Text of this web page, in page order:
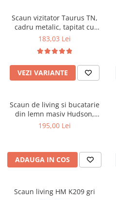
Saltele cu arcuri impachetate
individual
Saltele Memory Pocket
Saltele Memory Foam
Saltele Memory Pocket
Saltele cu plasa arcuri
Saltele cu spuma
Saltele cu spuma poliuretanica
Saltele 140x200
Saltele 180x200
Paturi
Seturi de pat si saltea
Masute de toaleta
Mobilier living
Scaune pentru living
Comode living
Set mese plus scaune
Scaune ergonomice
Etajere Birou
Birouri
Scaune birou
Scaune profesionale
Scaune resigilate
Scaune conferinta
Scaune terasa si outdoor
Scaun vizitator Taurus TN,
cadru metalic, tapitat cu
stofa, stivuibil, 120 kg, negru
183,03 Lei
VEZI VARIANTE
Scaun de living si bucatarie
din lemn masiv Hudson,
tapiterie stofa,100 kg,
195,00 Lei
ADAUGA IN COS
Scaun living HM K209 gri